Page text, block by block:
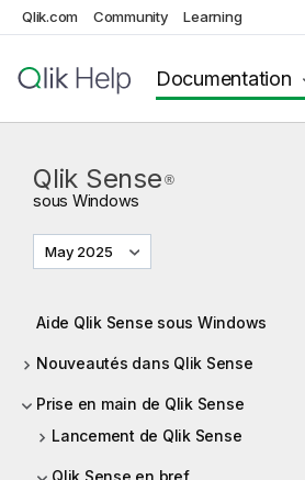
Qlik.com Community Learning
Documentation
Qlik Sense ®
sous Windows
May 2025
Aide Qlik Sense sous Windows
Nouveautés dans Qlik Sense
Prise en main de Qlik Sense
Lancement de Qlik Sense
Qlik Sense en bref